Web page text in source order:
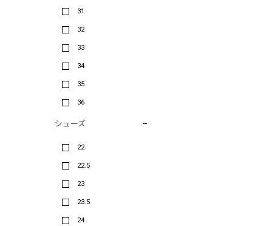
31
32
33
34
35
36
シューズ
22
22.5
23
23.5
24